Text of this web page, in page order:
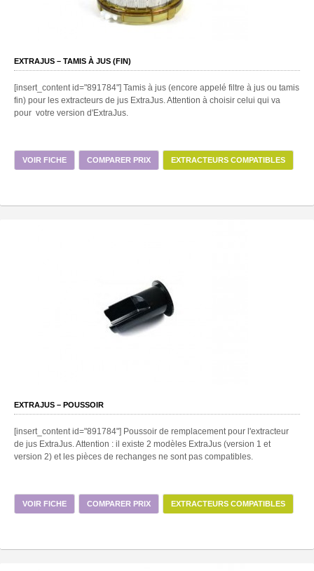
EXTRAJUS – TAMIS À JUS (FIN)
[insert_content id="891784"] Tamis à jus (encore appelé filtre à jus ou tamis
fin) pour les extracteurs de jus ExtraJus. Attention à choisir celui qui va
pour votre version d'ExtraJus.
VOIR FICHE COMPARER PRIX EXTRACTEURS COMPATIBLES
EXTRAJUS – POUSSOIR
[insert_content id="891784"] Poussoir de remplacement pour l'extracteur
de jus ExtraJus. Attention : il existe 2 modèles ExtraJus (version 1 et
version 2) et les pièces de rechanges ne sont pas compatibles.
VOIR FICHE COMPARER PRIX EXTRACTEURS COMPATIBLES